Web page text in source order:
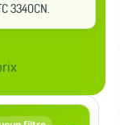
3340CN.